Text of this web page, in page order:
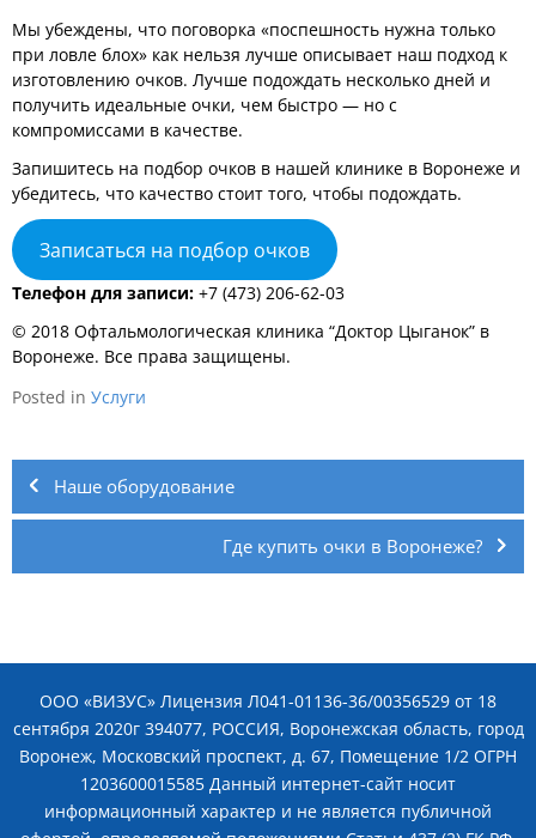
Мы убеждены, что поговорка «поспешность нужна только
при ловле блох» как нельзя лучше описывает наш подход к
изготовлению очков. Лучше подождать несколько дней и
получить идеальные очки, чем быстро — но с
компромиссами в качестве.
Запишитесь на подбор очков в нашей клинике в Воронеже и
убедитесь, что качество стоит того, чтобы подождать.
Записаться на подбор очков
Телефон для записи: +7 (473) 206-62-03
© 2018 Офтальмологическая клиника “Доктор Цыганок” в
Воронеже. Все права защищены.
Posted in Услуги
Навигация
по
записям
Наше оборудование
Где купить очки в Воронеже?
ООО «ВИЗУС» Лицензия Л041-01136-36/00356529 от 18
сентября 2020г 394077, РОССИЯ, Воронежская область, город
Воронеж, Московский проспект, д. 67, Помещение 1/2 ОГРН
1203600015585 Данный интернет-сайт носит
информационный характер и не является публичной